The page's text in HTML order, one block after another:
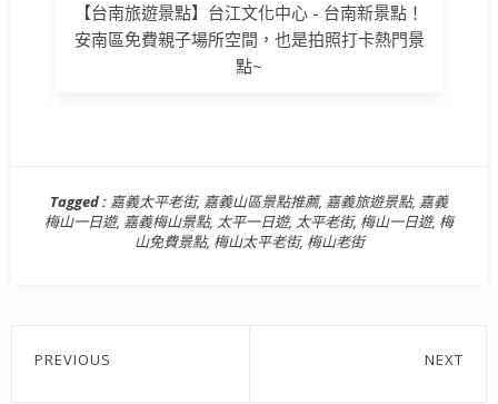
【台南旅遊景點】台江文化中心 - 台南新景點！
安南區免費親子場所空間，也是拍照打卡熱門景
點~
Tagged : 嘉義太平老街, 嘉義山區景點推薦, 嘉義旅遊景點, 嘉義
梅山一日遊, 嘉義梅山景點, 太平一日遊, 太平老街, 梅山一日遊, 梅
山免費景點, 梅山太平老街, 梅山老街
文
PREVIOUS NEXT